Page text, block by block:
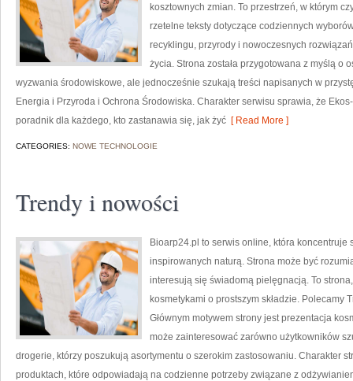
kosztownych zmian. To przestrzeń, w którym
rzetelne teksty dotyczące codziennych
recyklingu, przyrody i nowoczesnych
życia. Strona została przygotowana z myślą o
wyzwania środowiskowe, ale jednocześnie szukają treści napisanych w
Energia i Przyroda i Ochrona Środowiska. Charakter serwisu sprawia, że
poradnik dla każdego, kto zastanawia się, jak żyć [ Read More ]
CATEGORIES: NOWE TECHNOLOGIE
Trendy i nowości
Bioarp24.pl to serwis online, która koncentruje
inspirowanych naturą. Strona może być
interesują się świadomą pielęgnacją. To
kosmetykami o prostszym składzie. Polecamy
Głównym motywem strony jest prezentacja
może zainteresować zarówno użytkowników
drogerie, którzy poszukują asortymentu o szerokim zastosowaniu. Charakter
produktach, które odpowiadają na codzienne potrzeby związane z